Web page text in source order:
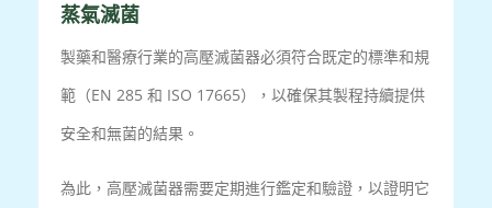
蒸氣滅菌
製藥和醫療行業的高壓滅菌器必須符合既定的標準和規
範（EN 285 和 ISO 17665），以確保其製程持續提供
安全和無菌的結果。
為此，高壓滅菌器需要定期進行鑑定和驗證，以證明它